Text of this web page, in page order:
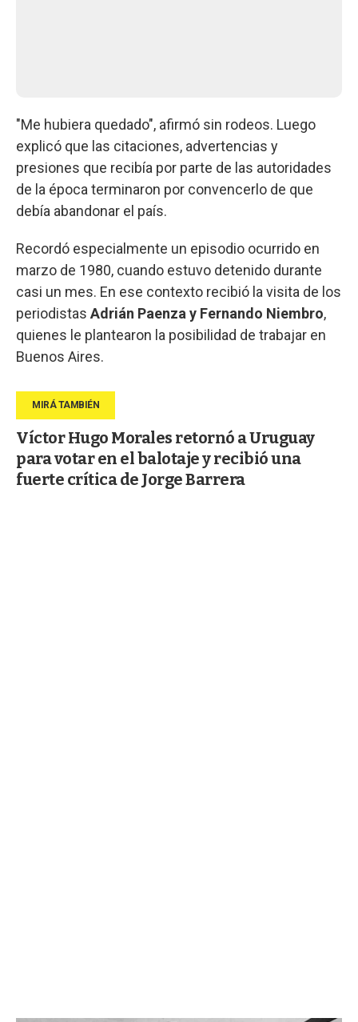
"Me hubiera quedado", afirmó sin rodeos. Luego
explicó que las citaciones, advertencias y
presiones que recibía por parte de las autoridades
de la época terminaron por convencerlo de que
debía abandonar el país.
Recordó especialmente un episodio ocurrido en
marzo de 1980, cuando estuvo detenido durante
casi un mes. En ese contexto recibió la visita de los
periodistas Adrián Paenza y Fernando Niembro,
quienes le plantearon la posibilidad de trabajar en
Buenos Aires.
Víctor Hugo Morales retornó a Uruguay
para votar en el balotaje y recibió una
fuerte crítica de Jorge Barrera